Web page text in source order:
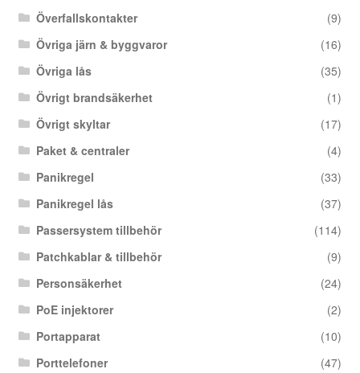
Överfallskontakter
(9)
Övriga järn & byggvaror
(16)
Övriga lås
(35)
Övrigt brandsäkerhet
(1)
Övrigt skyltar
(17)
Paket & centraler
(4)
Panikregel
(33)
Panikregel lås
(37)
Passersystem tillbehör
(114)
Patchkablar & tillbehör
(9)
Personsäkerhet
(24)
PoE injektorer
(2)
Portapparat
(10)
Porttelefoner
(47)